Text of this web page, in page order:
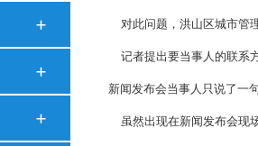
对此问题，洪山区城市管理
记者提出要当事人的联系方
新闻发布会当事人只说了一
虽然出现在新闻发布会现场